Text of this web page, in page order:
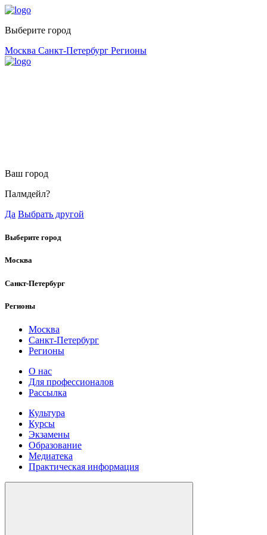
Выберите город
Москва Санкт-Петербург Регионы
Ваш город
Палмдейл?
Да Выбрать другой
Выберите город
Москва
Санкт-Петербург
Регионы
Москва
Санкт-Петербург
Регионы
О нас
Для профессионалов
Рассылка
Культура
Курсы
Экзамены
Образование
Медиатека
Практическая информация